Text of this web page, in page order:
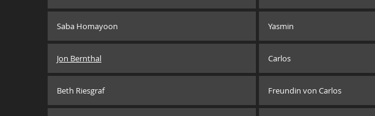
Saba Homayoon Yasmin
Jon Bernthal Carlos
Beth Riesgraf Freundin von Carlos